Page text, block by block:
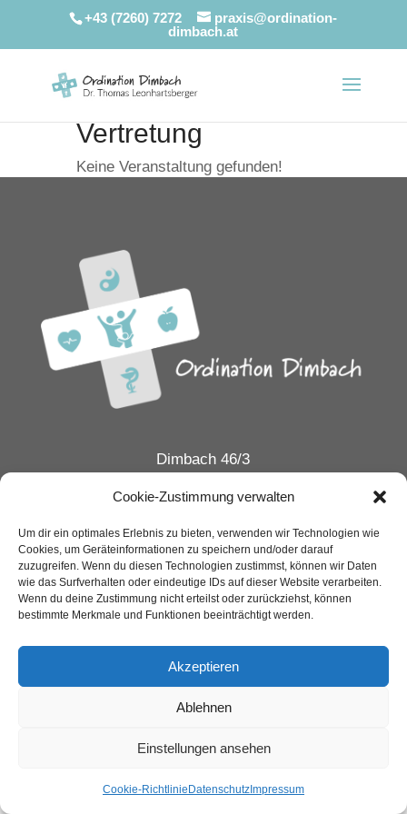
Cookie-Zustimmung verwalten
Um dir ein optimales Erlebnis zu bieten, verwenden wir Technologien wie
Cookies, um Geräteinformationen zu speichern und/oder darauf
zuzugreifen. Wenn du diesen Technologien zustimmst, können wir Daten
wie das Surfverhalten oder eindeutige IDs auf dieser Website verarbeiten.
Wenn du deine Zustimmung nicht erteilst oder zurückziehst, können
bestimmte Merkmale und Funktionen beeinträchtigt werden.
Akzeptieren
Ablehnen
Einstellungen ansehen
Cookie-Richtlinie Datenschutz Impressum
+43 (7260) 7272
praxis@ordination-
dimbach.at
Vertretung
Keine Veranstaltung gefunden!
Dimbach 46/3
Telefon:07260 7272
E-Mail:praxis@ordination-dimbach.at
Impressum